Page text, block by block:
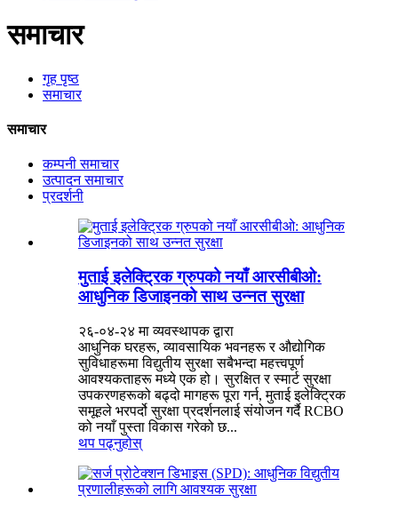
समाचार
गृह पृष्ठ
समाचार
समाचार
कम्पनी समाचार
उत्पादन समाचार
प्रदर्शनी
मुताई इलेक्ट्रिक ग्रुपको नयाँ आरसीबीओ:
आधुनिक डिजाइनको साथ उन्नत सुरक्षा
२६-०४-२४ मा व्यवस्थापक द्वारा
आधुनिक घरहरू, व्यावसायिक भवनहरू र औद्योगिक
सुविधाहरूमा विद्युतीय सुरक्षा सबैभन्दा महत्त्वपूर्ण
आवश्यकताहरू मध्ये एक हो। सुरक्षित र स्मार्ट सुरक्षा
उपकरणहरूको बढ्दो मागहरू पूरा गर्न, मुताई इलेक्ट्रिक
समूहले भरपर्दो सुरक्षा प्रदर्शनलाई संयोजन गर्दै RCBO
को नयाँ पुस्ता विकास गरेको छ...
थप पढ्नुहोस्